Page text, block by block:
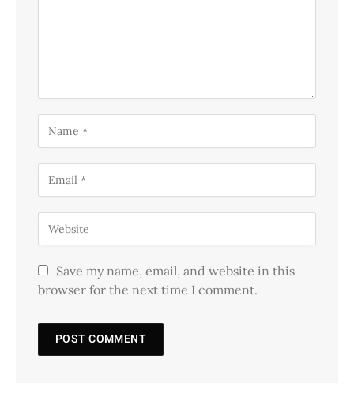
Save my name, email, and website in this
browser for the next time I comment.